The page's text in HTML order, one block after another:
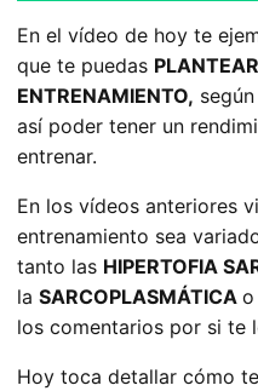
En el vídeo de hoy te
que te puedas
ENTRENAMIENTO,
así poder tener un
entrenar.
En los vídeos anteriores
entrenamiento sea
tanto las HIPERTOFIA
la SARCOPLASMÁTICA o
los comentarios por si te
Hoy toca detallar cómo